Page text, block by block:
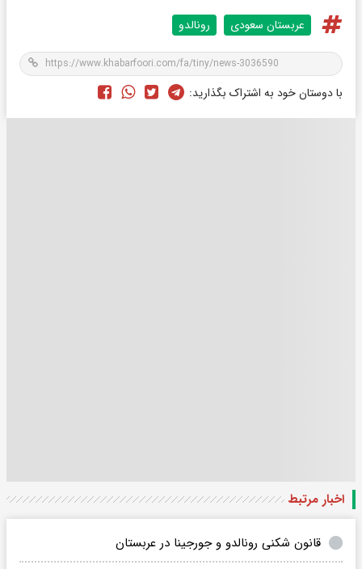
عربستان سعودی رونالدو
با دوستان خود به اشتراک بگذارید:
اخبار مرتبط
قانون شکنی رونالدو و جورجینا در عربستان